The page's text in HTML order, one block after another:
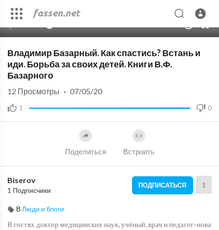
Владимир Базарный. Как спастись? Встань и
иди. Борьба за своих детей. Книги В.Ф.
Базарного
1 0
12 Просмотры · 07/05/20
Поделиться Встроить
Biserov
1 Подписчики
ПОДПИСАТЬСЯ 1
ВЛюди и блоги
В гостях доктор медицинских наук, учёный, врач и педагог-нова